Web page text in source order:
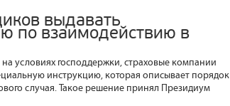
выдавать
по взаимодействию в
условиях господдержки, страховые компании
инструкцию, которая описывает порядок
случая. Такое решение принял Президиум